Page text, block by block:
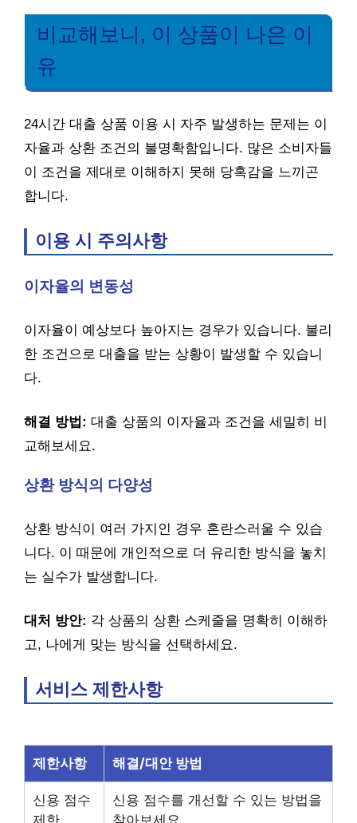
비교해보니, 이 상품이 나은 이
유
24시간 대출 상품 이용 시 자주 발생하는 문제는 이
자율과 상환 조건의 불명확함입니다. 많은 소비자들
이 조건을 제대로 이해하지 못해 당혹감을 느끼곤
합니다.
이용 시 주의사항
이자율의 변동성
이자율이 예상보다 높아지는 경우가 있습니다. 불리
한 조건으로 대출을 받는 상황이 발생할 수 있습니
다.
해결 방법: 대출 상품의 이자율과 조건을 세밀히 비
교해보세요.
상환 방식의 다양성
상환 방식이 여러 가지인 경우 혼란스러울 수 있습
니다. 이 때문에 개인적으로 더 유리한 방식을 놓치
는 실수가 발생합니다.
대처 방안: 각 상품의 상환 스케줄을 명확히 이해하
고, 나에게 맞는 방식을 선택하세요.
서비스 제한사항
제한사항 해결/대안 방법
신용 점수
제한
신용 점수를 개선할 수 있는 방법을
찾아보세요.